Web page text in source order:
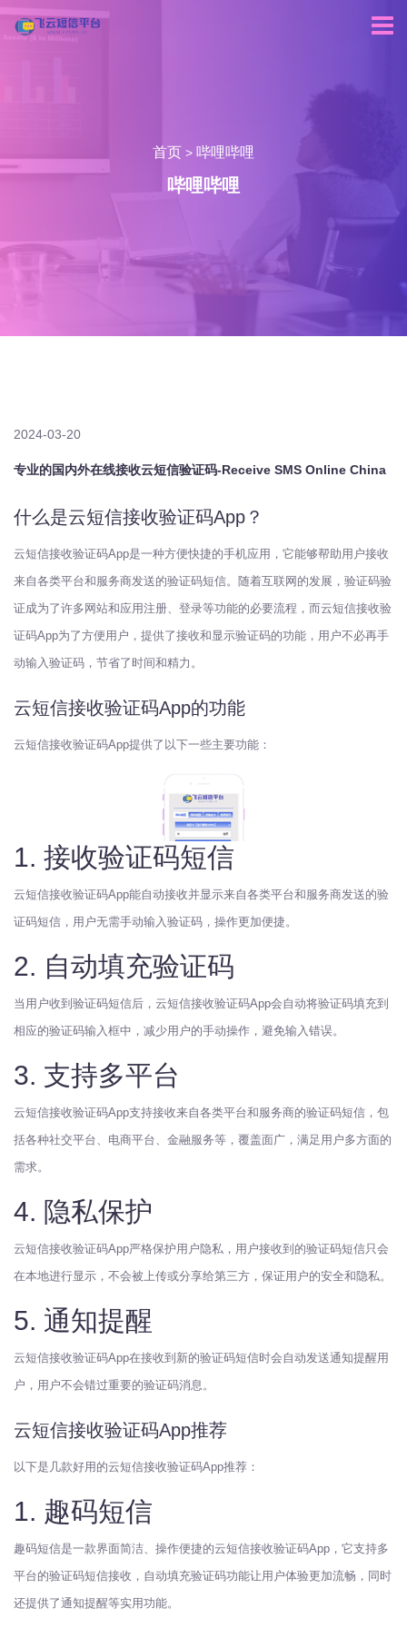
首页 > 哔哩哔哩
哔哩哔哩
2024-03-20
专业的国内外在线接收云短信验证码-Receive SMS Online China
什么是云短信接收验证码App？
云短信接收验证码App是一种方便快捷的手机应用，它能够帮助用户接收
来自各类平台和服务商发送的验证码短信。随着互联网的发展，验证码验
证成为了许多网站和应用注册、登录等功能的必要流程，而云短信接收验
证码App为了方便用户，提供了接收和显示验证码的功能，用户不必再手
动输入验证码，节省了时间和精力。
云短信接收验证码App的功能
云短信接收验证码App提供了以下一些主要功能：
1. 接收验证码短信
云短信接收验证码App能自动接收并显示来自各类平台和服务商发送的验
证码短信，用户无需手动输入验证码，操作更加便捷。
2. 自动填充验证码
当用户收到验证码短信后，云短信接收验证码App会自动将验证码填充到
相应的验证码输入框中，减少用户的手动操作，避免输入错误。
3. 支持多平台
云短信接收验证码App支持接收来自各类平台和服务商的验证码短信，包
括各种社交平台、电商平台、金融服务等，覆盖面广，满足用户多方面的
需求。
4. 隐私保护
云短信接收验证码App严格保护用户隐私，用户接收到的验证码短信只会
在本地进行显示，不会被上传或分享给第三方，保证用户的安全和隐私。
5. 通知提醒
云短信接收验证码App在接收到新的验证码短信时会自动发送通知提醒用
户，用户不会错过重要的验证码消息。
云短信接收验证码App推荐
以下是几款好用的云短信接收验证码App推荐：
1. 趣码短信
趣码短信是一款界面简洁、操作便捷的云短信接收验证码App，它支持多
平台的验证码短信接收，自动填充验证码功能让用户体验更加流畅，同时
还提供了通知提醒等实用功能。